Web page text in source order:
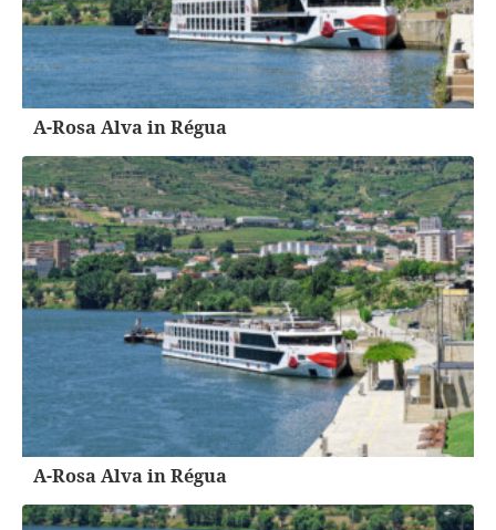
A-Rosa Alva in Régua
A-Rosa Alva in Régua